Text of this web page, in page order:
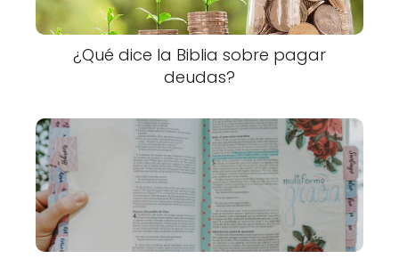
¿Qué dice la Biblia sobre pagar
deudas?